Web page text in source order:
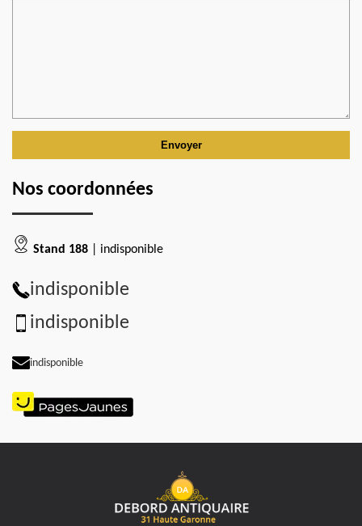
Nos coordonnées
Stand 188 | indisponible
indisponible
indisponible
indisponible